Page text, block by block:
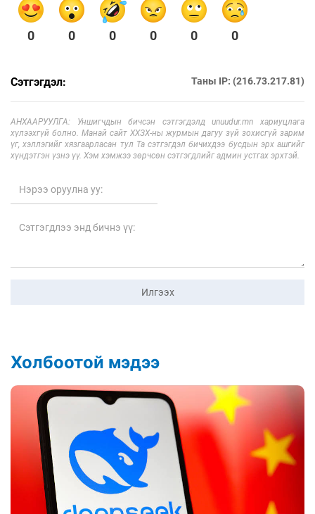
0 0 0 0 0 0
Сэтгэгдэл: Таны IP: (216.73.217.81)
АНХААРУУЛГА: Уншигчдын бичсэн сэтгэгдэлд unuudur.mn хариуцлага
хүлээхгүй болно. Манай сайт ХХЗХ-ны журмын дагуу зүй зохисгүй зарим
үг, хэллэгийг хязгаарласан тул Та сэтгэгдэл бичихдээ бусдын эрх ашгийг
хүндэтгэн үзнэ үү. Хэм хэмжээ зөрчсөн сэтгэгдлийг админ устгах эрхтэй.
Илгээх
Холбоотой мэдээ